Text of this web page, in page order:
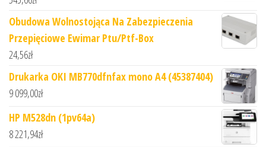
Obudowa Wolnostojąca Na Zabezpieczenia
Przepięciowe Ewimar Ptu/Ptf-Box
24,56zł
Drukarka OKI MB770dfnfax mono A4 (45387404)
9 099,00zł
HP M528dn (1pv64a)
8 221,94zł